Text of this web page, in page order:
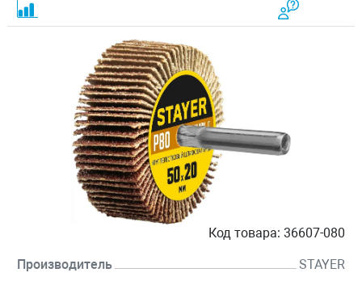
Код товара: 36607-080
Производитель STAYER